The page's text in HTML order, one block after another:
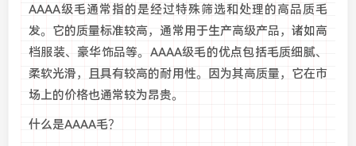
AAAA级毛通常指的是经过特殊筛选和处理的高品质毛
发。它的质量标准较高，通常用于生产高级产品，诸如高
档服装、豪华饰品等。AAAA级毛的优点包括毛质细腻、
柔软光滑，且具有较高的耐用性。因为其高质量，它在市
场上的价格也通常较为昂贵。
什么是AAAA毛？